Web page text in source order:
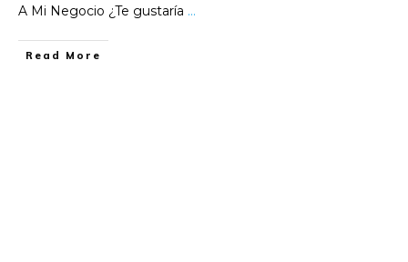
A Mi Negocio ¿Te gustaría ...
​Read More